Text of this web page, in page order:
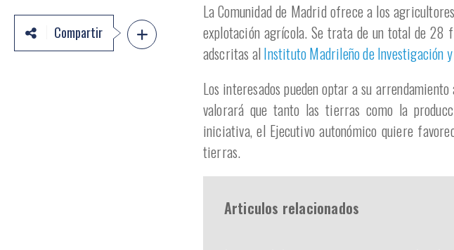
Compartir
La Comunidad de Madrid ofrece a los
explotación agrícola. Se trata de un total de 28
adscritas alInstituto Madrileño de Investigación
Los interesados pueden optar a su
valorará que tanto las tierras como la
iniciativa, el Ejecutivo autonómico quiere
tierras.
Articulos relacionados